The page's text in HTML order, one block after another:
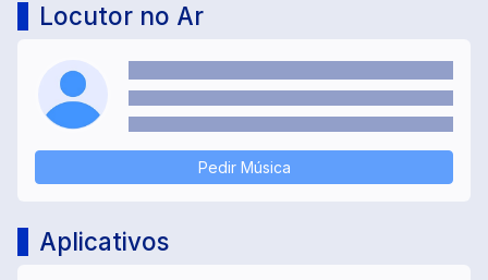
Locutor no Ar
Pedir Música
Aplicativos